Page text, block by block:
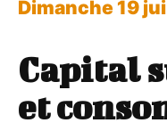
Dimanche 19
Capital
et